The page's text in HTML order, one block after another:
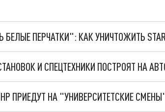
ПЕРЧАТКИ": КАК УНИЧТОЖИТЬ